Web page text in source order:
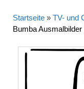
Startseite » TV- und
Bumba